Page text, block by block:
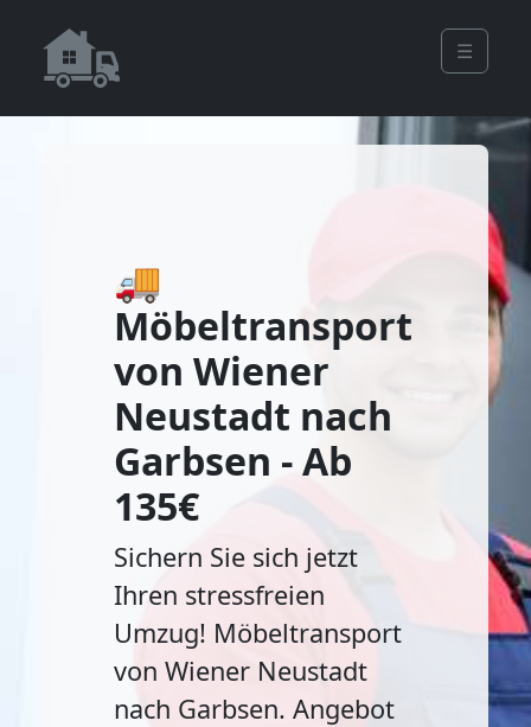
☰
🚚
Möbeltransport
von Wiener
Neustadt nach
Garbsen - Ab
135€
Sichern Sie sich jetzt
Ihren stressfreien
Umzug! Möbeltransport
von Wiener Neustadt
nach Garbsen. Angebot